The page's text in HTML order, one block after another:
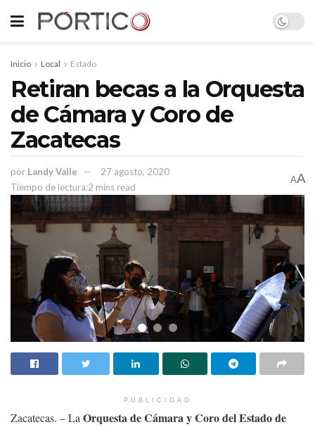
Inicio Local Estado
Retiran becas a la Orquesta
de Cámara y Coro de
Zacatecas
por Landy Valle
27 agosto, 2020
Tiempo de lectura:2 mins read
AA
PUBLICIDAD
Zacatecas. – La Orquesta de Cámara y Coro del Estado de